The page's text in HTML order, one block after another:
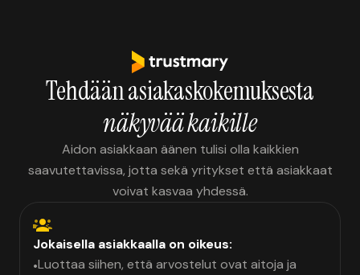
Tehdään asiakaskokemuksesta
näkyvää kaikille
Aidon asiakkaan äänen tulisi olla kaikkien
saavutettavissa, jotta sekä yritykset että asiakkaat
voivat kasvaa yhdessä.
Jokaisella asiakkaalla on oikeus:
•Luottaa siihen, että arvostelut ovat aitoja ja